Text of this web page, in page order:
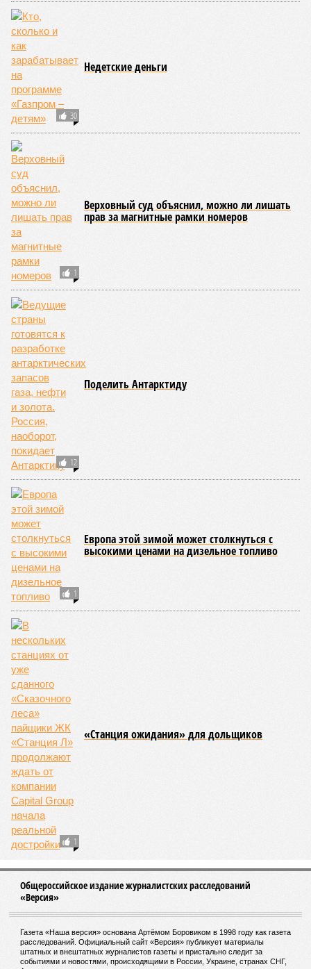
30
Недетские деньги
1
Верховный суд объяснил, можно ли лишать
прав за магнитные рамки номеров
12
Поделить Антарктиду
1
Европа этой зимой может столкнуться с
высокими ценами на дизельное топливо
1
«Станция ожидания» для дольщиков
Общероссийское издание журналистских расследований
«Версия»
Газета «Наша версия» основана Артёмом Боровиком в 1998 году как газета
расследований. Официальный сайт «Версия» публикует материалы
штатных и внештатных журналистов газеты и пристально следит за
событиями и новостями, происходящими в России, Украине, странах СНГ,